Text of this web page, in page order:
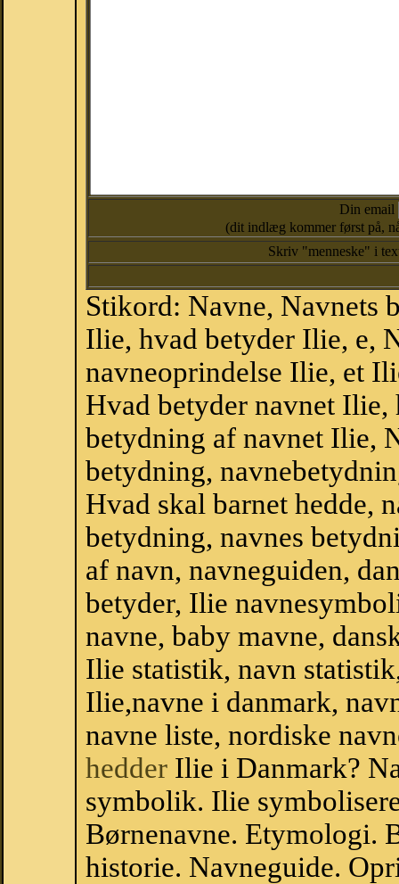
Din email
(dit indlæg kommer først på,
Skriv "menneske" i
Stikord: Navne, Navnets
Ilie, hvad betyder Ilie, e,
navneoprindelse Ilie, et
Hvad betyder navnet
betydning af navnet Ilie,
betydning,
Hvad skal barnet hedde,
betydning, navnes
af navn, navneguiden,
betyder, Ilie
navne, baby mavne,
Ilie statistik, navn
Ilie,navne i danmark,
navne liste, nordiske
hedder Ilie i Danmark?
symbolik. Ilie
Børnenavne. Etymologi.
historie. Navneguide.